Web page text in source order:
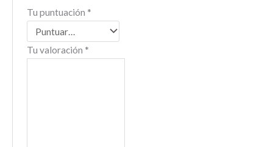
Tu puntuación *
Tu valoración *